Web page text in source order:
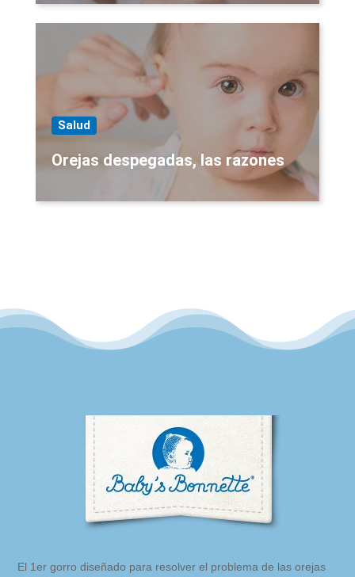
Salud
Orejas despegadas, las razones
El 1er gorro diseñado para resolver el problema de las orejas